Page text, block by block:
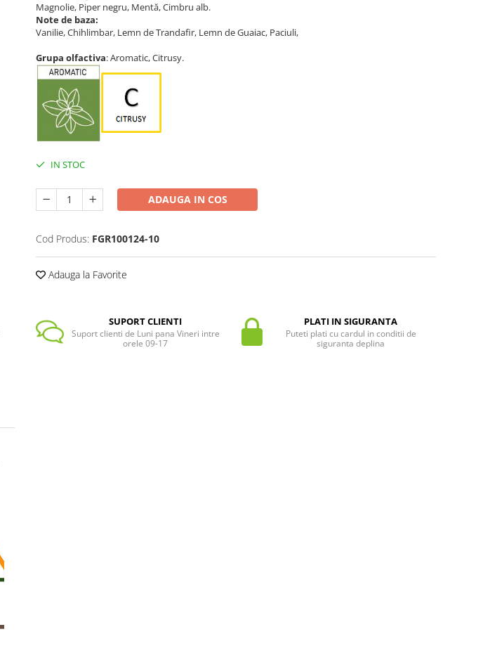
Magnolie, Piper negru, Mentă, Cimbru alb.
Note de baza:
Vanilie, Chihlimbar, Lemn de Trandafir, Lemn de Guaiac, Paciuli,
Grupa olfactiva: Aromatic, Citrusy.
IN STOC
ADAUGA IN COS
Cod Produs: FGR100124-10
Adauga la Favorite
SUPORT CLIENTI
Suport clienti de Luni pana Vineri intre
orele 09-17
PLATI IN SIGURANTA
Puteti plati cu cardul in conditii de
siguranta deplina